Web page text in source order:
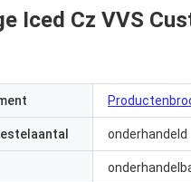
Iced Cz VVS
onderhandeld